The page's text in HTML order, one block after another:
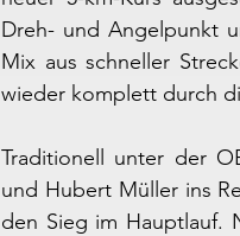
Dreh- und Angelpunkt
Mix aus schneller
wieder komplett durch
Traditionell unter der
und Hubert Müller ins
den Sieg im Hauptlauf.